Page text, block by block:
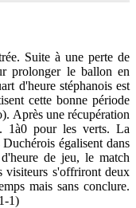
Suite à une perte de
prolonger le ballon en
d'heure stéphanois est
cette bonne période
Après une récupération
1à0 pour les verts. La
égalisent dans
de jeu, le match
visiteurs s'offriront deux
mais sans conclure.
1)